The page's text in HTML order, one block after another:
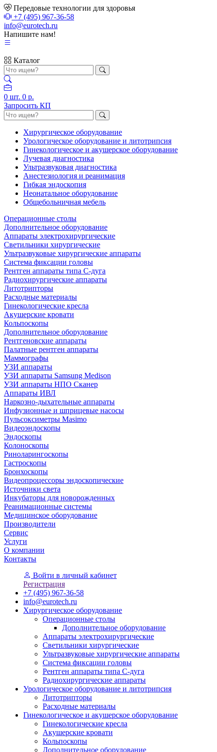
Передовые технологии для здоровья
+7 (495) 967-36-58
info@eurotech.ru
Напишите нам!
Каталог
0 шт. 0 р.
Запросить КП
Хирургическое оборудование
Урологическое оборудование и литотрипсия
Гинекологическое и акушерское оборудование
Лучевая диагностика
Ультразвуковая диагностика
Анестезиология и реанимация
Гибкая эндоскопия
Неонатальное оборудование
Общебольничная мебель
Операционные столы
Дополнительное оборудование
Аппараты электрохирургические
Светильники хирургические
Ультразвуковые хирургические аппараты
Система фиксации головы
Рентген аппараты типа С-дуга
Радиохирургические аппараты
Литотрипторы
Расходные материалы
Гинекологические кресла
Акушерские кровати
Кольпоскопы
Дополнительное оборудование
Рентгеновские аппараты
Палатные рентген аппараты
Маммографы
УЗИ аппараты
УЗИ аппараты Samsung Medison
УЗИ аппараты НПО Сканер
Аппараты ИВЛ
Наркозно-дыхательные аппараты
Инфузионные и шприцевые насосы
Пульсоксиметры Masimo
Видеоэндоскопы
Эндоскопы
Колоноскопы
Риноларингоскопы
Гастроскопы
Бронхоскопы
Видеопроцессоры эндоскопические
Источники света
Инкубаторы для новорожденных
Реанимационные системы
Медицинское оборудование
Производители
Сервис
Услуги
О компании
Контакты
Войти в личный кабинет
Регистрация
+7 (495) 967-36-58
info@eurotech.ru
Хирургическое оборудование
Операционные столы
Дополнительное оборудование
Аппараты электрохирургические
Светильники хирургические
Ультразвуковые хирургические аппараты
Система фиксации головы
Рентген аппараты типа С-дуга
Радиохирургические аппараты
Урологическое оборудование и литотрипсия
Литотрипторы
Расходные материалы
Гинекологическое и акушерское оборудование
Гинекологические кресла
Акушерские кровати
Кольпоскопы
Дополнительное оборудование